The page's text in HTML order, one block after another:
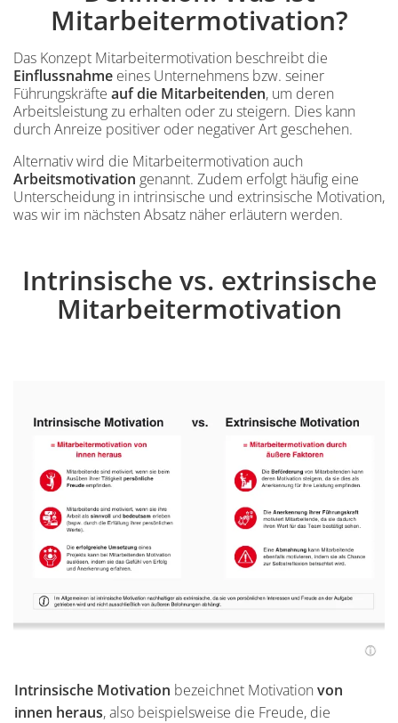
Mitarbeitermotivation?
Das Konzept Mitarbeitermotivation beschreibt die
Einflussnahme eines Unternehmens bzw. seiner
Führungskräfte auf die Mitarbeitenden, um deren
Arbeitsleistung zu erhalten oder zu steigern. Dies kann
durch Anreize positiver oder negativer Art geschehen.
Alternativ wird die Mitarbeitermotivation auch
Arbeitsmotivation genannt. Zudem erfolgt häufig eine
Unterscheidung in intrinsische und extrinsische Motivation,
was wir im nächsten Absatz näher erläutern werden.
Einleitung
Intrinsische vs. extrinsische
Mitarbeitermotivation
Intrinsische Motivation bezeichnet Motivation von
innen heraus, also beispielsweise die Freude, die